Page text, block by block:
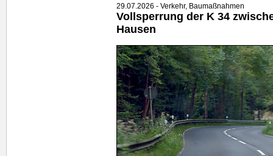
29.07.2026 - Verkehr, Baumaßnahmen
Vollsperrung der K 34
Hausen